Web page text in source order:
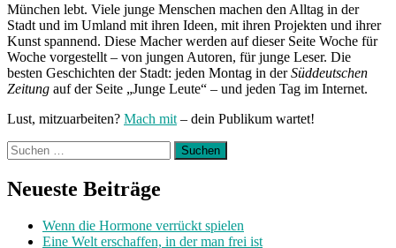
München lebt. Viele junge Menschen machen den Alltag in der
Stadt und im Umland mit ihren Ideen, mit ihren Projekten und ihrer
Kunst spannend. Diese Macher werden auf dieser Seite Woche für
Woche vorgestellt – von jungen Autoren, für junge Leser. Die
besten Geschichten der Stadt: jeden Montag in derSüddeutschen
Zeitung auf der Seite „Junge Leute“ – und jeden Tag im Internet.
Lust, mitzuarbeiten? Mach mit – dein Publikum wartet!
Suchen
nach:
Neueste Beiträge
Wenn die Hormone verrückt spielen
Eine Welt erschaffen, in der man frei ist